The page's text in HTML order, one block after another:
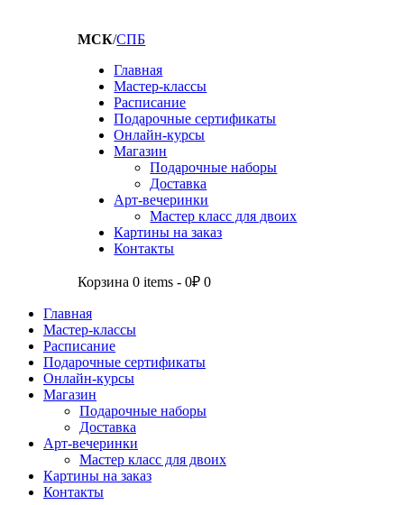
МСК/СПБ
Главная
Мастер-классы
Расписание
Подарочные сертификаты
Онлайн-курсы
Магазин
Подарочные наборы
Доставка
Арт-вечеринки
Мастер класс для двоих
Картины на заказ
Контакты
Корзина 0 items -0₽ 0
Главная
Мастер-классы
Расписание
Подарочные сертификаты
Онлайн-курсы
Магазин
Подарочные наборы
Доставка
Арт-вечеринки
Мастер класс для двоих
Картины на заказ
Контакты